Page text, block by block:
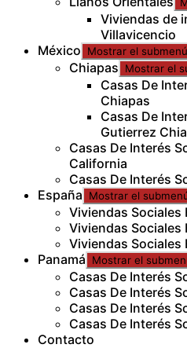
Viviendas de
Villavicencio
México
Mostrar el submenú
Chiapas Mostrar el
Casas De
Chiapas
Casas De
Gutierrez
Casas De Interés
California
Casas De Interés
España
Mostrar el
Viviendas Sociales
Viviendas Sociales
Viviendas Sociales
Panamá
Mostrar el
Casas De Interés
Casas De Interés
Casas De Interés
Casas De Interés
Contacto